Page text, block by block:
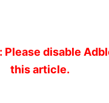
disable
this article.